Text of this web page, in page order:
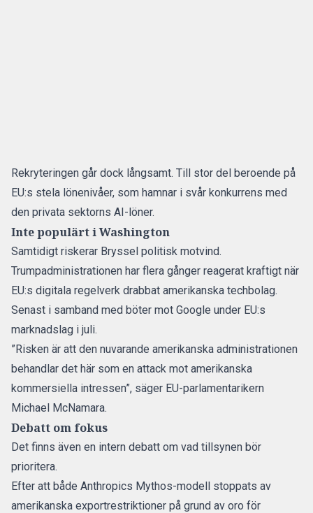
Rekryteringen går dock långsamt. Till stor del beroende på
EU:s stela lönenivåer, som hamnar i svår konkurrens med
den privata sektorns AI-löner.
Inte populärt i Washington
Samtidigt riskerar Bryssel politisk motvind.
Trumpadministrationen har flera gånger reagerat kraftigt när
EU:s digitala regelverk drabbat amerikanska techbolag.
Senast i samband med böter mot Google under EU:s
marknadslag i juli.
”Risken är att den nuvarande amerikanska administrationen
behandlar det här som en attack mot amerikanska
kommersiella intressen”, säger EU-parlamentarikern
Michael McNamara.
Debatt om fokus
Det finns även en intern debatt om vad tillsynen bör
prioritera.
Efter att både Anthropics Mythos-modell stoppats av
amerikanska exportrestriktioner på grund av oro för